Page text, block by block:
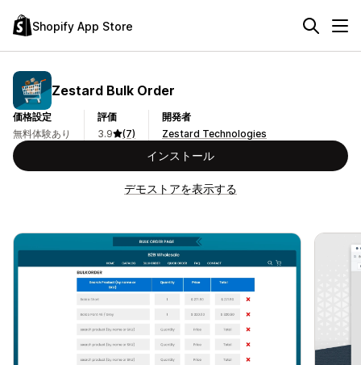
Shopify App Store
Zestard Bulk Order
価格設定
無料体験あり
評価
3.9
(7)
開発者
Zestard Technologies
インストール
デモストアを表示する